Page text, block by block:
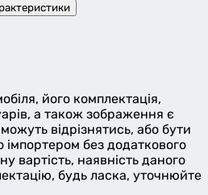
його комплектація,
а також зображення є
відрізнятись, або бути
імпортером без додаткового
вартість, наявність даного
будь ласка, уточнюйте